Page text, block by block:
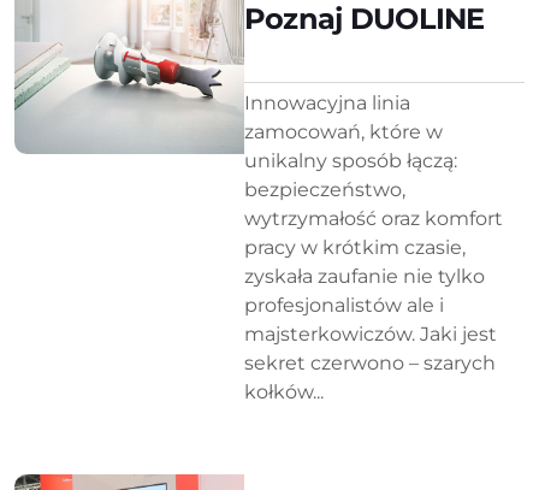
Poznaj DUOLINE
Innowacyjna linia
zamocowań, które w
unikalny sposób łączą:
bezpieczeństwo,
wytrzymałość oraz komfort
pracy w krótkim czasie,
zyskała zaufanie nie tylko
profesjonalistów ale i
majsterkowiczów. Jaki jest
sekret czerwono – szarych
kołków...